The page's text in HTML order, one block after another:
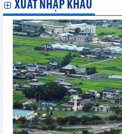
XUẤT NHẬP KHẨU